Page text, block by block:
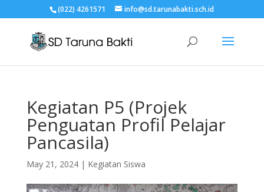
(022) 4261571 info@sd.tarunabakti.sch.id
Kegiatan P5 (Projek
Penguatan Profil Pelajar
Pancasila)
May 21, 2024| Kegiatan Siswa